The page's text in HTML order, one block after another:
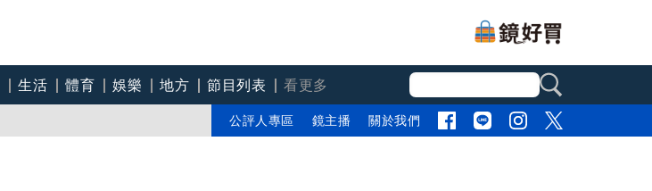
生活 體育 娛樂 地方 節目列表
看更多
公評人專區 鏡主播 關於我們